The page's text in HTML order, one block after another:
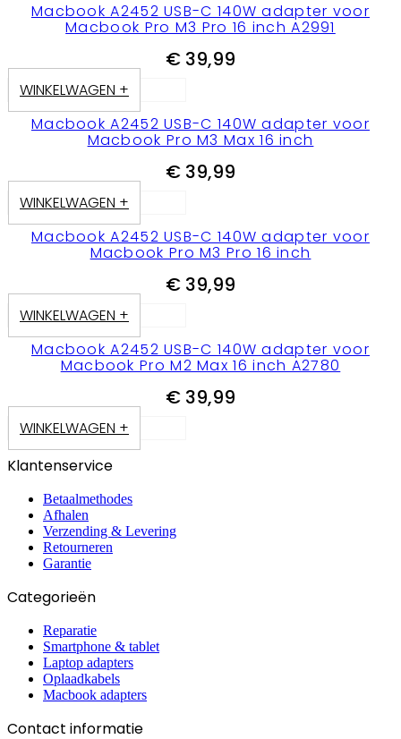
Macbook A2452 USB-C 140W adapter voor
Macbook Pro M3 Pro 16 inch A2991
€ 39,99
WINKELWAGEN +
Macbook A2452 USB-C 140W adapter voor
Macbook Pro M3 Max 16 inch
€ 39,99
WINKELWAGEN +
Macbook A2452 USB-C 140W adapter voor
Macbook Pro M3 Pro 16 inch
€ 39,99
WINKELWAGEN +
Macbook A2452 USB-C 140W adapter voor
Macbook Pro M2 Max 16 inch A2780
€ 39,99
WINKELWAGEN +
Klantenservice
Betaalmethodes
Afhalen
Verzending & Levering
Retourneren
Garantie
Categorieën
Reparatie
Smartphone & tablet
Laptop adapters
Oplaadkabels
Macbook adapters
Contact informatie